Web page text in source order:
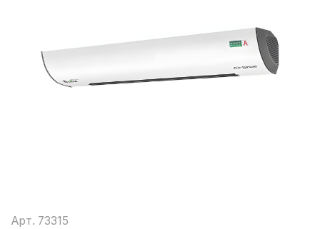
Арт. 73315